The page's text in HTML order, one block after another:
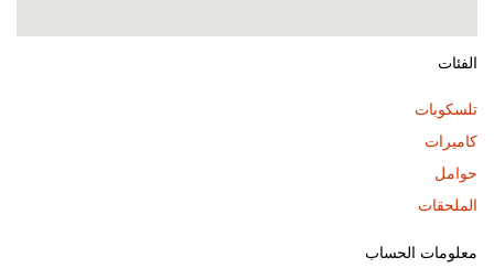
الفئات
تلسكوبات
كاميرات
حوامل
الملحقات
معلومات الحساب